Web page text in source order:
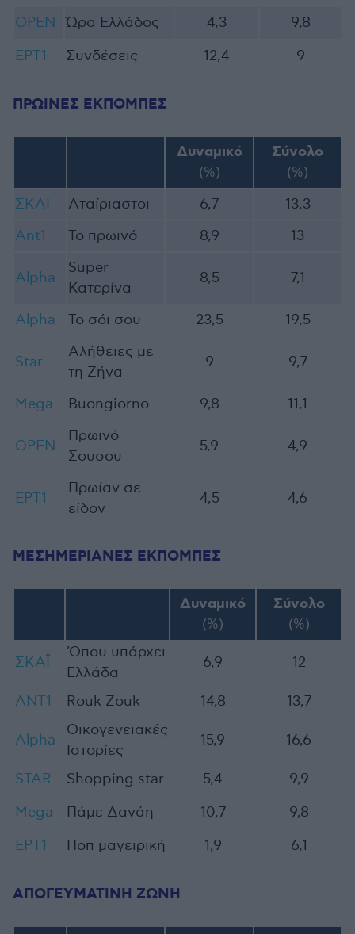
OPEN Ώρα Ελλάδος 4,3
9,8
ΕΡΤ1
Συνδέσεις 12,4 9
ΠΡΩΙΝΕΣ ΕΚΠΟΜΠΕΣ
Δυναμικό
(%)
Σύνολο
(%)
ΣΚΑΙ
Aταίριαστοι 6,7
13,3
Ant1
Το πρωινό 8,9 13
Alpha
Super
Κατερίνα
8,5 7,1
Alpha Το σόι σου 23,5 19,5
Star
Αλήθειες με
τη Ζήνα
9 9,7
Mega Buongiorno 9,8 11,1
OPEN
Πρωινό
Σουσου
5,9 4,9
ΕΡΤ1
Πρωίαν σε
είδον
4,5 4,6
ΜΕΣΗΜΕΡΙΑΝΕΣ ΕΚΠΟΜΠΕΣ
Δυναμικό
(%)
Σύνολο
(%)
ΣΚΑΪ
'Οπου υπάρχει
Ελλάδα
6,9 12
ΑΝΤ1 Rouk Zouk 14,8 13,7
Alpha
Οικογενειακές
Ιστορίες
15,9 16,6
STAR Shopping star 5,4
9,9
Mega
Πάμε Δανάη 10,7
9,8
ΕΡΤ1
Ποπ μαγειρική 1,9 6,1
ΑΠΟΓΕΥΜΑΤΙΝΗ ΖΩΝΗ